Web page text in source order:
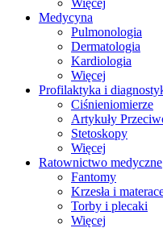
Więcej
Medycyna
Pulmonologia
Dermatologia
Kardiologia
Więcej
Profilaktyka i
Ciśnieniomierze
Artykuły
Stetoskopy
Więcej
Ratownictwo medyczne
Fantomy
Krzesła i
Torby i plecaki
Więcej